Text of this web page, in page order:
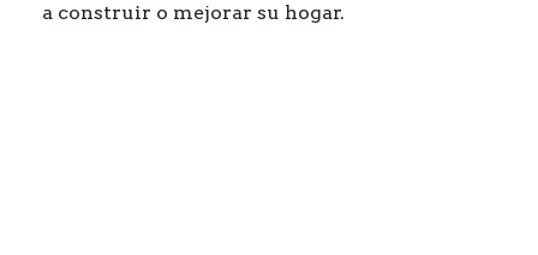
a construir o mejorar su hogar.